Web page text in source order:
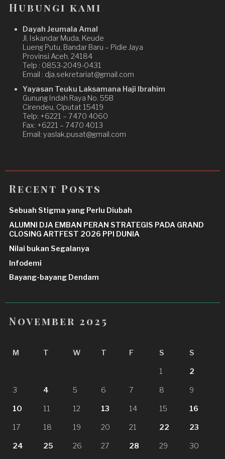
Hubungi kami
Dayah Jeumala Amal
Jl. Iskandar Muda, Keude
Lueng Putu, Bandar Baru – Pidie Jaya
Provinsi Aceh. 24184
Telp : 0853-2049-0431
Email : dja.sekretariat@gmail.com
Yayasan Teuku Laksamana Haji Ibrahim
Gunung Indah Raya No. 55B
Cirendeu, Ciputat 15419
Telp: +6221 – 7470 4060
Fax: +6221 – 7470 4013
Email: yaslak.pusat@gmail.com
Recent Posts
Sebuah Stigma yang Perlu Diubah
ALUMNI DJA EMBAN PERAN STRATEGIS PADA GRAND
CLOSING ARTFEST 2026 PPI DUNIA
Nilai bukan Segalanya
Infodemi
Bayang-bayang Dendam
November 2025
M T W T F S S
1 2
3 4 5 6 7 8 9
10 11 12 13 14 15 16
17 18 19 20 21 22 23
24 25 26 27 28 29 30